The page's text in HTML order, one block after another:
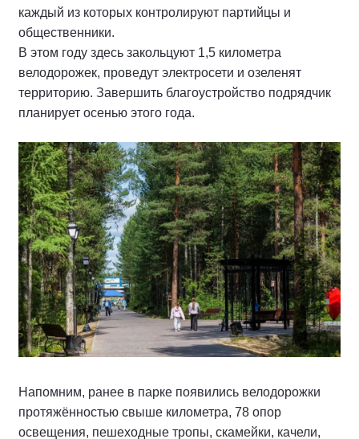
каждый из которых контролируют партийцы и
общественники.
В этом году здесь закольцуют 1,5 километра
велодорожек, проведут электросети и озеленят
территорию. Завершить благоустройство подрядчик
планирует осенью этого года.
Напомним, ранее в парке появились велодорожки
протяжённостью свыше километра, 78 опор
освещения, пешеходные тропы, скамейки, качели,